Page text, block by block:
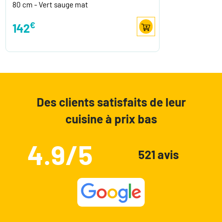
80 cm - Vert sauge mat
142€
Des clients satisfaits de leur
cuisine à prix bas
4.9/5 521 avis